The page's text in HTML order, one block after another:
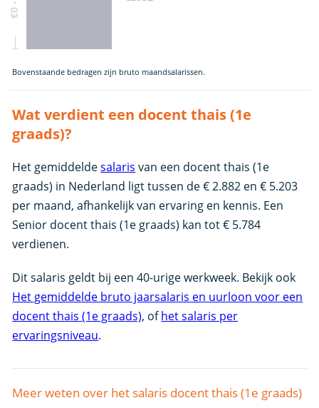
Bovenstaande bedragen zijn bruto maandsalarissen.
Wat verdient een docent thais (1e
graads)?
Het gemiddeldesalaris van een docent thais (1e
graads) in Nederland ligt tussen de € 2.882 en € 5.203
per maand, afhankelijk van ervaring en kennis. Een
Senior docent thais (1e graads) kan tot € 5.784
verdienen.
Dit salaris geldt bij een 40-urige werkweek. Bekijk ook
Het gemiddelde bruto jaarsalaris en uurloon voor een
docent thais (1e graads), ofhet salaris per
ervaringsniveau.
Meer weten over het salaris docent thais (1e graads)